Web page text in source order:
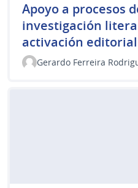
Apoyo a procesos
investigación
activación editorial
Gerardo Ferreira